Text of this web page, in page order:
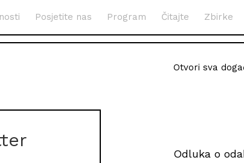
Posjetite nas Program Čitajte Zbirke
Otvori sva
Odluka o